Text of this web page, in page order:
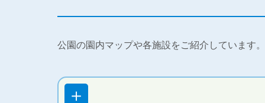
公園の園内マップや各施設をご紹介しています。
＋